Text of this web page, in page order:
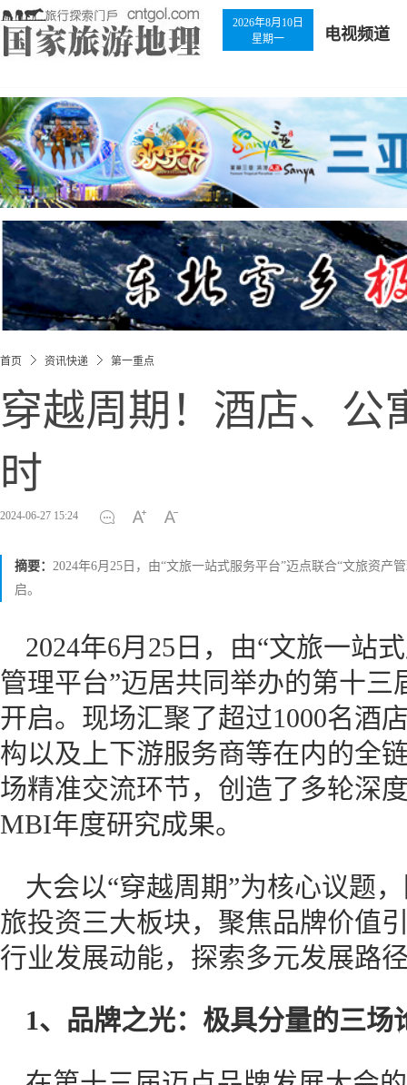
2026年8月10日
星期一
电视频道
首页 资讯快递 第一重点
穿越周期！酒店、公
时
2024-06-27 15:24
摘要： 2024年6月25日，由“文旅一站式服务平台”迈点联合“文旅资
启。
2024年6月25日，由“文旅一站
管理平台”迈居共同举办的第十
开启。现场汇聚了超过1000名酒
构以及上下游服务商等在内的全
场精准交流环节，创造了多轮深
MBI年度研究成果。
大会以“穿越周期”为核心议题
旅投资三大板块，聚焦品牌价值
行业发展动能，探索多元发展路
1、品牌之光：极具分量的三场